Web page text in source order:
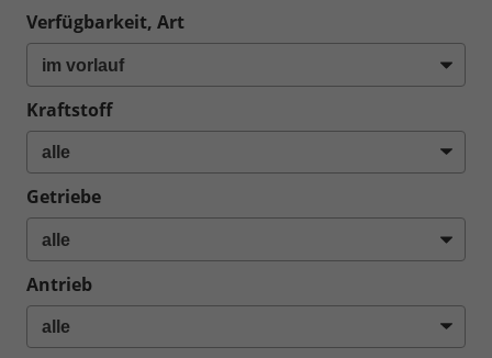
Verfügbarkeit, Art
Kraftstoff
Getriebe
Antrieb